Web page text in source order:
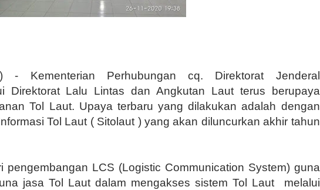
- Kementerian Perhubungan cq. Direktorat Jenderal
Direktorat Lalu Lintas dan Angkutan Laut terus berupaya
Tol Laut. Upaya terbaru yang dilakukan adalah dengan
Tol Laut ( Sitolaut ) yang akan diluncurkan akhir tahun
pengembangan LCS (Logistic Communication System) guna
jasa Tol Laut dalam mengakses sistem Tol Laut
melalui